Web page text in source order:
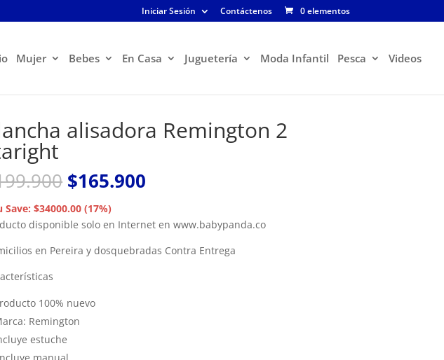
Iniciar Sesión Contáctenos 0 elementos
Mujer Bebes En Casa Juguetería Moda Infantil Pesca Videos
alisadora Remington 2
El
precio
original
era:
$199.900.
$165.900
es:
$165.900.
Save: $34000.00 (17%)
disponible solo en Internet en www.babypanda.co
en Pereira y dosquebradas Contra Entrega
100% nuevo
Remington
estuche